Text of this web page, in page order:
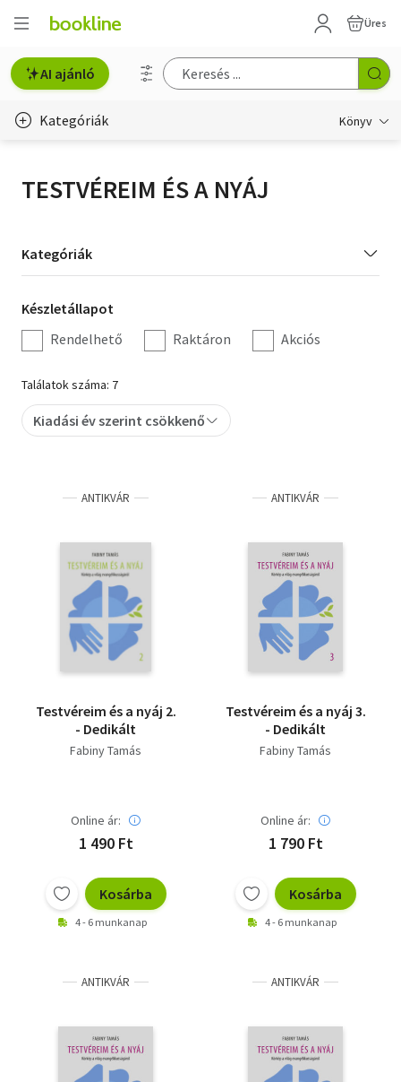
Üres
AI ajánló
Kategóriák Könyv
Erotika
Hobbi, szabadidő
Irodalom
Művészet
Szakkönyv
Szótár, nyelvkönyv
Természettudomány
Történelem
TESTVÉREIM ÉS A NYÁJ
Kategória
szűrés
Kategóriák
Készletállapot
szűrés
Készletállapot
Rendelhető
Raktáron Akciós
Találatok száma: 7
Kiadási év szerint csökkenő
ANTIKVÁR
Testvéreim és a nyáj 2.
- Dedikált
Fabiny Tamás
Online ár:
1 490 Ft
Kosárba
4 - 6 munkanap
ANTIKVÁR
Testvéreim és a nyáj 3.
- Dedikált
Fabiny Tamás
Online ár:
1 790 Ft
Kosárba
4 - 6 munkanap
ANTIKVÁR ANTIKVÁR